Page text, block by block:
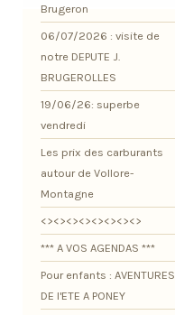
Brugeron
06/07/2026 : visite de
notre DEPUTE J.
BRUGEROLLES
19/06/26: superbe
vendredi
Les prix des carburants
autour de Vollore-
Montagne
<><><><><><><><>
*** A VOS AGENDAS ***
Pour enfants : AVENTURES
DE l'ETE A PONEY